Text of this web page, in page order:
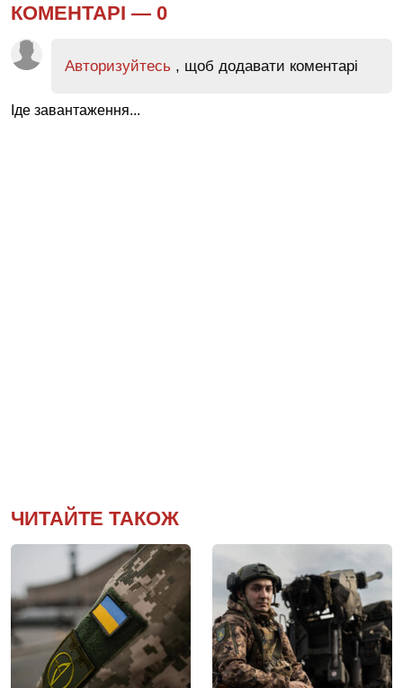
КОМЕНТАРІ — 0
Авторизуйтесь , щоб додавати коментарі
Іде завантаження...
ЧИТАЙТЕ ТАКОЖ